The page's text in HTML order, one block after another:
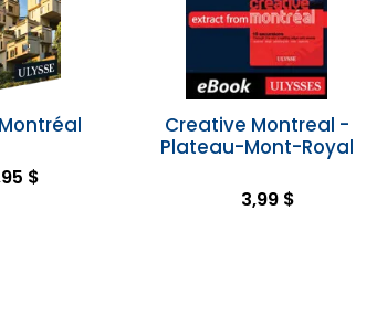
$
Creative Montreal -
Plateau-Mont-Royal
3,99 $